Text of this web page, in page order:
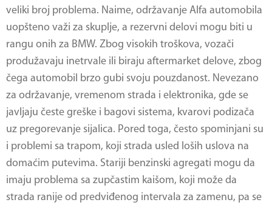
veliki broj problema. Naime, održavanje Alfa automobila
uopšteno važi za skuplje, a rezervni delovi mogu biti u
rangu onih za BMW. Zbog visokih troškova, vozači
produžavaju inetrvale ili biraju aftermarket delove, zbog
čega automobil brzo gubi svoju pouzdanost. Nevezano
za održavanje, vremenom strada i elektronika, gde se
javljaju česte greške i bagovi sistema, kvarovi podizača
uz pregorevanje sijalica. Pored toga, često spominjani su
i problemi sa trapom, koji strada usled loših uslova na
domaćim putevima. Stariji benzinski agregati mogu da
imaju problema sa zupčastim kaišom, koji može da
strada ranije od predviđenog intervala za zamenu, pa se